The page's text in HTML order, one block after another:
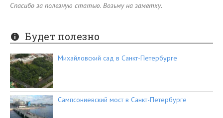
Спасибо за полезную статью. Возьму на заметку.
Будет полезно
Михайловский сад в Санкт-Петербурге
Сампсониевский мост в Санкт-Петербурге